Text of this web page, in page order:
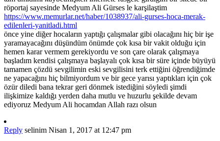
röportaj sayesinde Medyum Ali Gürses le karşilaştim
https://www.memurlar.net/haber/1038937/ali-gurses-hoca-merak-
edilenleri-yanitladi.html
önce yine diğer hocaların yaptığı çalışmalar gibi olacağını hiç bir işe
yaramayacağını düşündüm önümde çok kısa bir vakit olduğu için
hemen karar vermem gerekiyordu ve son çare olarak çalışmaya
başladım kendisi çalışmaya başlayalı çok kısa bir süre içinde büyüyü
tamamen çözdü sevgilimin eski sevgilisini terk ettiğini öğrendiğimde
ne yapacağını hiç bilmiyordum ve bir gece yarısı yaptıkları için çok
özür diledi bana tekrar geri dönmek istediğini söyledi şimdi
ilişkimize kaldığı yerden daha mutlu ve huzurlu şekilde devam
ediyoruz Medyum Ali hocamdan Allah razı olsun
Reply selinim Nisan 1, 2017 at 12:47 pm